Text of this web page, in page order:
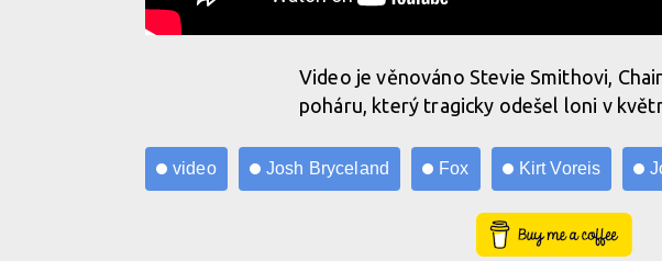
Video je věnováno Stevie Smithovi,
poháru, který tragicky odešel loni v
video Josh Bryceland Fox Kirt Voreis
Buy Me a Coffee